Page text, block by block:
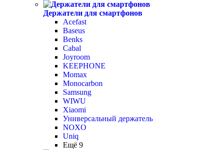
Держатели для смартфонов
Acefast
Baseus
Benks
Cabal
Joyroom
KEEPHONE
Momax
Monocarbon
Samsung
WIWU
Xiaomi
Универсальный держатель
NOXO
Uniq
Ещё 9